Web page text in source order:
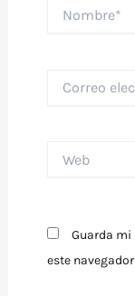
electrónico*
Guarda mi
este